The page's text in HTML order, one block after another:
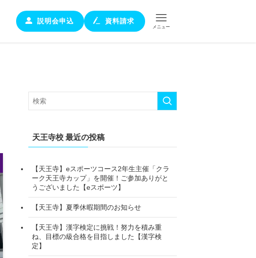
説明会申込 資料請求
メニュー
天王寺校 最近の投稿
【天王寺】eスポーツコース2年生主催「クラ
ーク天王寺カップ」を開催！ご参加ありがと
うございました【eスポーツ】
【天王寺】夏季休暇期間のお知らせ
【天王寺】漢字検定に挑戦！努力を積み重
ね、目標の級合格を目指しました【漢字検
定】